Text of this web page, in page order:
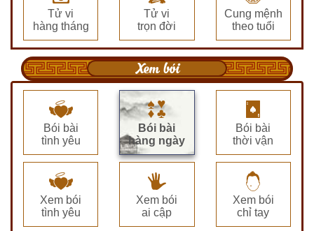
Tử vi
hàng tháng
Tử vi
trọn đời
Cung mệnh
theo tuổi
Xem bói
Bói bài
tình yêu
Bói bài
hàng ngày
Bói bài
thời vận
Xem bói
tình yêu
Xem bói
ai cập
Xem bói
chỉ tay